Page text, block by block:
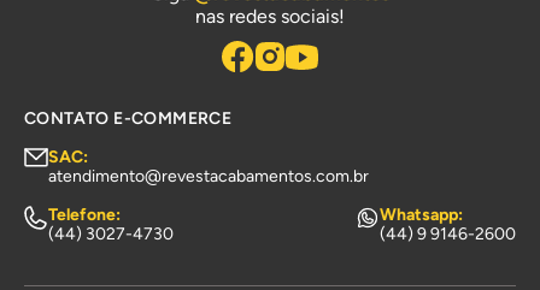
nas redes sociais!
CONTATO E-COMMERCE
SAC:
atendimento@revestacabamentos.com.br
Telefone:
(44) 3027-4730
Whatsapp:
(44) 9 9146-2600